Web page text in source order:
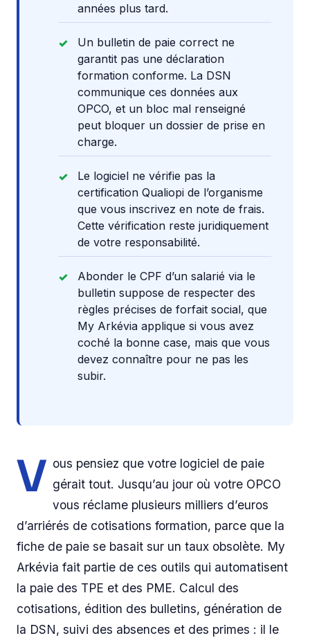
années plus tard.
Un bulletin de paie correct ne
garantit pas une déclaration
formation conforme. La DSN
communique ces données aux
OPCO, et un bloc mal renseigné
peut bloquer un dossier de prise en
charge.
Le logiciel ne vérifie pas la
certification Qualiopi de l’organisme
que vous inscrivez en note de frais.
Cette vérification reste juridiquement
de votre responsabilité.
Abonder le CPF d’un salarié via le
bulletin suppose de respecter des
règles précises de forfait social, que
My Arkévia applique si vous avez
coché la bonne case, mais que vous
devez connaître pour ne pas les
subir.
V ous pensiez que votre logiciel de paie
gérait tout. Jusqu’au jour où votre OPCO
vous réclame plusieurs milliers d’euros
d’arriérés de cotisations formation, parce que la
fiche de paie se basait sur un taux obsolète. My
Arkévia fait partie de ces outils qui automatisent
la paie des TPE et des PME. Calcul des
cotisations, édition des bulletins, génération de
la DSN, suivi des absences et des primes : il le